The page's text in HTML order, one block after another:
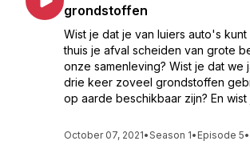
grondstoffen
Wist je dat je van luiers auto's kunt
thuis je afval scheiden van grote
onze samenleving? Wist je dat we
drie keer zoveel grondstoffen
op aarde beschikbaar zijn? En wist
October 07, 2021•Season 1• Episode 5•